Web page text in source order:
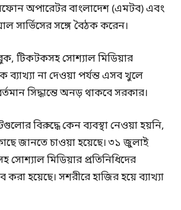
অপারেটর বাংলাদেশ (এমটব) এবং
সার্ভিসের সঙ্গে বৈঠক করেন।
টিকটকসহ সোশ্যাল মিডিয়ার
ব্যাখ্যা না দেওয়া পর্যন্ত এসব খুলে
সিদ্ধান্তে অনড় থাকবে সরকার।
বিরুদ্ধে কেন ব্যবস্থা নেওয়া হয়নি,
জানতে চাওয়া হয়েছে। ৩১ জুলাই
মিডিয়ার প্রতিনিধিদের
হয়েছে। সশরীরে হাজির হয়ে ব্যাখ্যা